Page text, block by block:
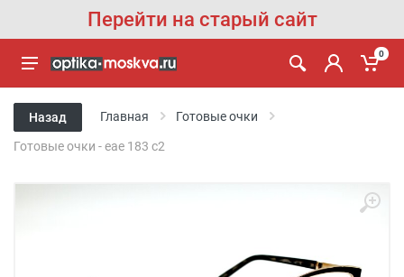
Перейти на старый сайт
0
Назад Главная Готовые очки
Готовые очки - eae 183 c2